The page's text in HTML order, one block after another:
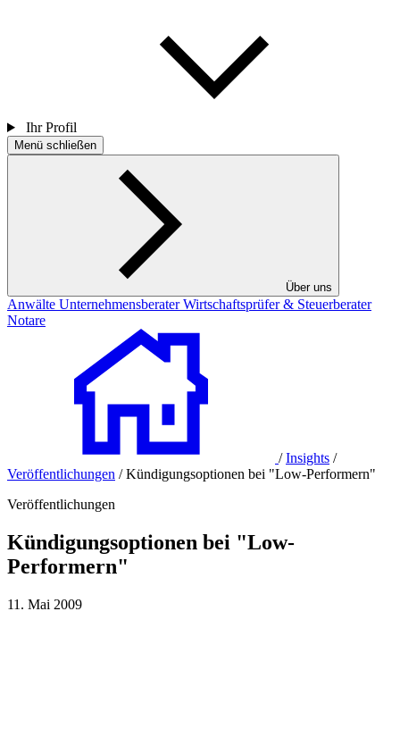
Ihr Profil
Menü schließen
Über uns
Anwälte UnternehmensberaterWirtschaftsprüfer & Steuerberater
Notare
/ Insights /
Veröffentlichungen / Kündigungsoptionen bei "Low-Performern"
Veröffentlichungen
Kündigungsoptionen bei "Low-
Performern"
11. Mai 2009